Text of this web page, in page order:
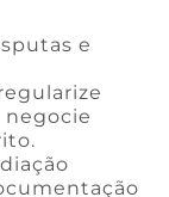
e
negocie